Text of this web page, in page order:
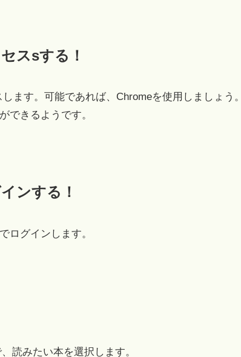
スsする！
ます。可能であれば、Chromeを使用しましょう。
できるようです。
ンする！
ログインします。
読みたい本を選択します。